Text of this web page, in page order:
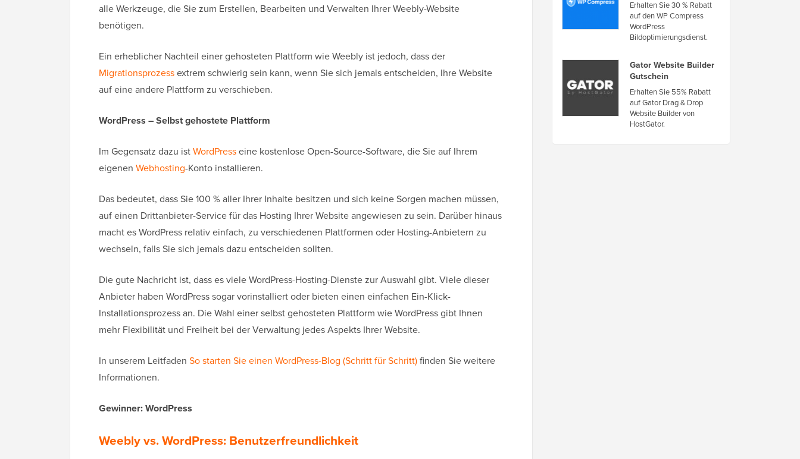
alle Werkzeuge, die Sie zum Erstellen, Bearbeiten und Verwalten Ihrer Weebly-Website
benötigen.
Ein erheblicher Nachteil einer gehosteten Plattform wie Weebly ist jedoch, dass der
Migrationsprozessextrem schwierig sein kann, wenn Sie sich jemals entscheiden, Ihre Website
auf eine andere Plattform zu verschieben.
WordPress – Selbst gehostete Plattform
Im Gegensatz dazu istWordPresseine kostenlose Open-Source-Software, die Sie auf Ihrem
eigenen Webhosting-Konto installieren.
Das bedeutet, dass Sie 100 % aller Ihrer Inhalte besitzen und sich keine Sorgen machen müssen,
auf einen Drittanbieter-Service für das Hosting Ihrer Website angewiesen zu sein. Darüber hinaus
macht es WordPress relativ einfach, zu verschiedenen Plattformen oder Hosting-Anbietern zu
wechseln, falls Sie sich jemals dazu entscheiden sollten.
Die gute Nachricht ist, dass es viele WordPress-Hosting-Dienste zur Auswahl gibt. Viele dieser
Anbieter haben WordPress sogar vorinstalliert oder bieten einen einfachen Ein-Klick-
Installationsprozess an. Die Wahl einer selbst gehosteten Plattform wie WordPress gibt Ihnen
mehr Flexibilität und Freiheit bei der Verwaltung jedes Aspekts Ihrer Website.
In unserem Leitfaden So starten Sie einen WordPress-Blog (Schritt für Schritt)finden Sie weitere
Informationen.
Gewinner: WordPress
Weebly vs. WordPress: Benutzerfreundlichkeit
Erhalten Sie 30 % Rabatt
auf den WP Compress
WordPress
Bildoptimierungsdienst.
Gator Website Builder
Gutschein
Erhalten Sie 55% Rabatt
auf Gator Drag & Drop
Website Builder von
HostGator.